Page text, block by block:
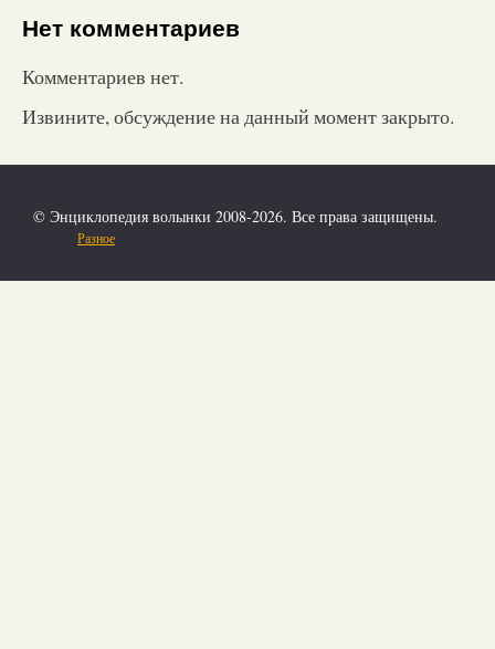
Нет комментариев
Комментариев нет.
Извините, обсуждение на данный момент закрыто.
© Энциклопедия волынки 2008-2026. Все права защищены.
Разное